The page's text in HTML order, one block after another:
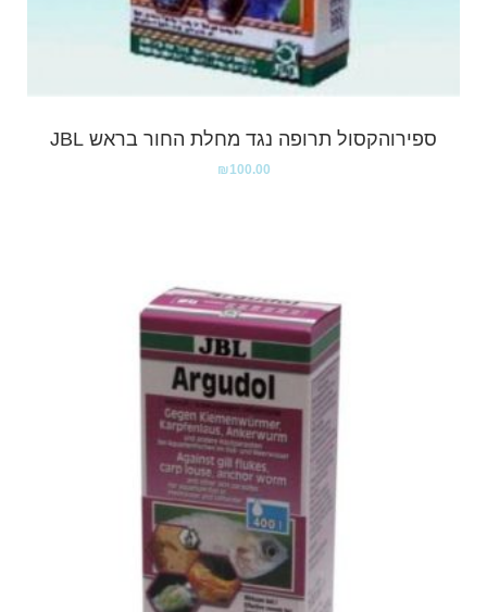
ספירוהקסול תרופה נגד מחלת החור בראש JBL
₪100.00